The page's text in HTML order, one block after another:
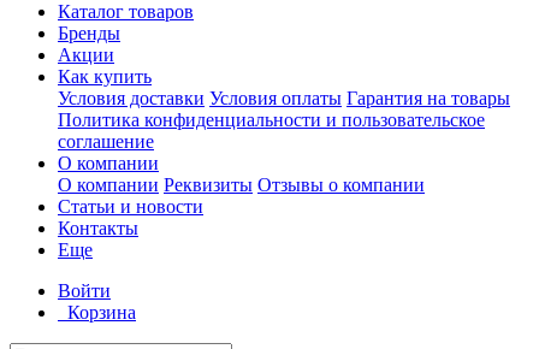
Каталог товаров
Бренды
Акции
Как купить
Условия доставки Условия оплаты Гарантия на товары
Политика конфиденциальности и пользовательское
соглашение
О компании
О компании Реквизиты Отзывы о компании
Статьи и новости
Контакты
Еще
Войти
Корзина